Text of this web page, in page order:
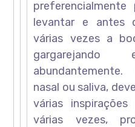
levantar e antes
várias vezes a
gargarejando
abundantemente.
nasal ou saliva,
várias
várias vezes,